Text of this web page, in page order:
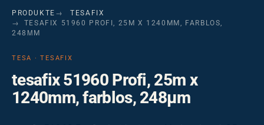
PRODUKTE
TESAFIX
TESAFIX 51960 PROFI, 25M X 1240MM, FARBLOS,
248ΜM
TESA · TESAFIX
tesafix 51960 Profi, 25m x
1240mm, farblos, 248µm